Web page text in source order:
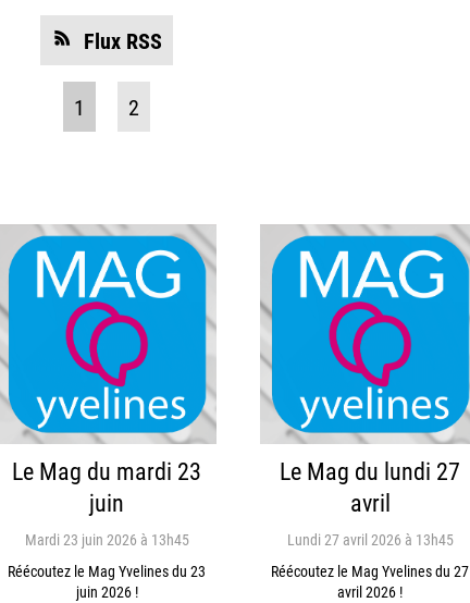
Flux RSS
1 2
Le Mag du mardi 23
juin
Mardi 23 juin 2026 à 13h45
Réécoutez le Mag Yvelines du 23
juin 2026 !
Le Mag du lundi 27
avril
Lundi 27 avril 2026 à 13h45
Réécoutez le Mag Yvelines du 27
avril 2026 !